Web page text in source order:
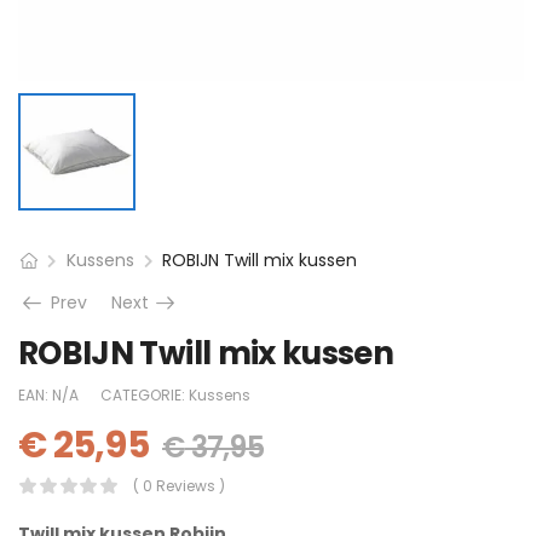
Kussens
ROBIJN Twill mix kussen
Prev
Next
ROBIJN Twill mix kussen
EAN: N/A CATEGORIE: Kussens
€25,95 €37,95
( 0 Reviews )